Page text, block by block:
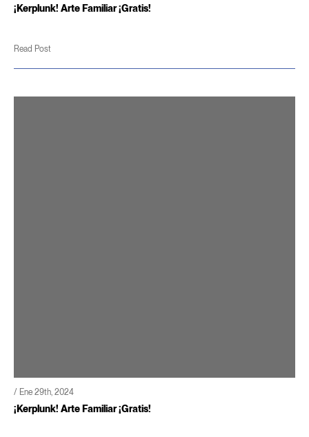
¡Kerplunk! Arte Familiar ¡Gratis!
Read Post
/ Ene 29th, 2024
¡Kerplunk! Arte Familiar ¡Gratis!